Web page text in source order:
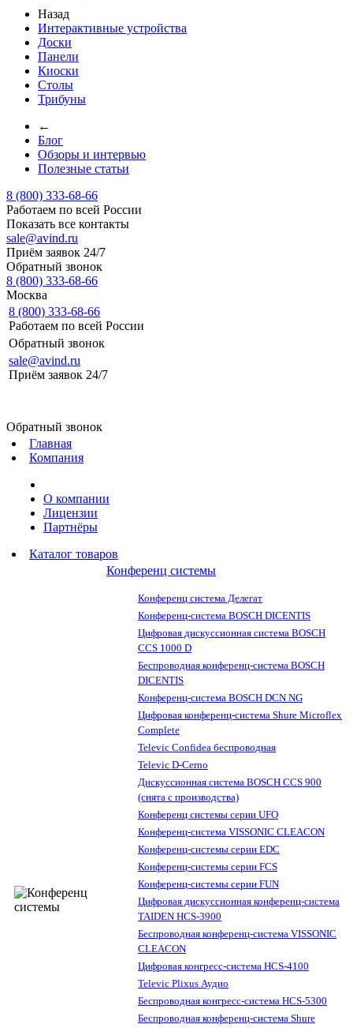
Назад
Интерактивные устройства
Доски
Панели
Киоски
Столы
Трибуны
←
Блог
Обзоры и интервью
Полезные статьи
8 (800) 333-68-66
Работаем по всей России
Показать все контакты
sale@avind.ru
Приём заявок 24/7
Обратный звонок
8 (800) 333-68-66
Москва
8 (800) 333-68-66
Работаем по всей России
Обратный звонок
sale@avind.ru
Приём заявок 24/7
Обратный звонок
Главная
Компания
О компании
Лицензии
Партнёры
Каталог товаров
Конференц системы
Конференц система Делегат
Конференц-система BOSCH DICENTIS
Цифровая дискуссионная система BOSCH
CCS 1000 D
Беспроводная конференц-система BOSCH
DICENTIS
Конференц-система BOSCH DCN NG
Цифровая конференц-система Shure Microflex
Complete
Televic Confidea беспроводная
Televic D-Cerno
Дискуссионная система BOSCH CCS 900
(снята с производства)
Конференц системы серии UFO
Конференц-система VISSONIC CLEACON
Конференц-системы серии EDC
Конференц-системы серии FCS
Конференц-системы серии FUN
Цифровая дискуссионная конференц-система
TAIDEN HCS-3900
Беспроводная конференц-система VISSONIC
CLEACON
Цифровая конгресс-система HCS-4100
Televic Plixus Аудио
Беспроводная конгресс-система HCS-5300
Беспроводная конференц-система Shure